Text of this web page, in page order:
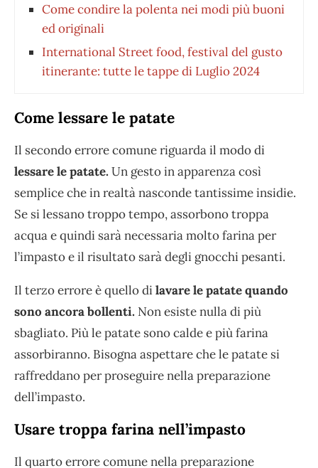
Come condire la polenta nei modi più buoni
ed originali
International Street food, festival del gusto
itinerante: tutte le tappe di Luglio 2024
Come lessare le patate
Il secondo errore comune riguarda il modo di
lessare le patate. Un gesto in apparenza così
semplice che in realtà nasconde tantissime insidie.
Se si lessano troppo tempo, assorbono troppa
acqua e quindi sarà necessaria molto farina per
l’impasto e il risultato sarà degli gnocchi pesanti.
Il terzo errore è quello dilavare le patate quando
sono ancora bollenti. Non esiste nulla di più
sbagliato. Più le patate sono calde e più farina
assorbiranno. Bisogna aspettare che le patate si
raffreddano per proseguire nella preparazione
dell’impasto.
Usare troppa farina nell’impasto
Il quarto errore comune nella preparazione